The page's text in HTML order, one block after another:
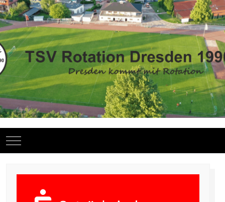
Mobile Menu Toggle